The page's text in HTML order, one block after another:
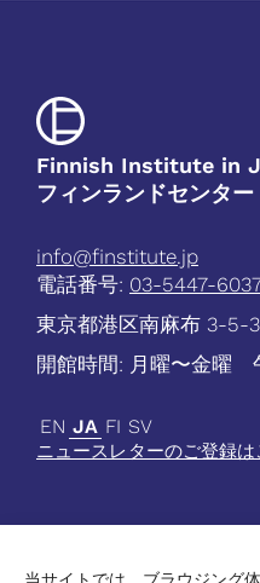
Finnish Institute in
フィンランドセンター
info@finstitute.jp
電話番号: 03-5447-
東京都港区南麻布 3-5-
開館時間: 月曜〜金曜
EN JA FI SV
ニュースレターのご登録は